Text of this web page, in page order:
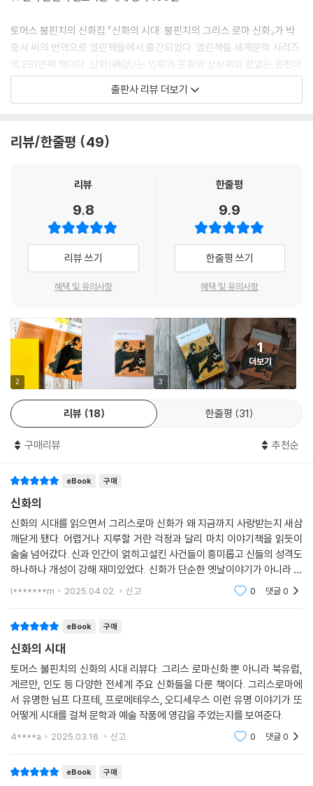
토머스 불핀치의 신화집 『신화의 시대: 불핀치의 그리스 로마 신화』가 박
중서 씨의 번역으로 열린책들에서 출간되었다. 열린책들 세계문학 시리즈
의 281번째 책이다. 신화(神話)는 인류의 문화와 상상력의 끝없는 원천이
자 토대가 되어 왔다. 특히 그리스 로마 신화는 서양 문화의 근간이 된 보고
(寶庫)로서, 서구의 사상, 문학, 미술, 음악, 건축 등 모든 문화 활동 속에
시들에 산재되어 있는 신화들을 쉽고 일목요연하게 집대성했다. 그렇게 완
그리스 로마 신화집의 표준으로 불리며 수많은 독자들의 사랑을 받아 왔
『신화의 시대』에는 그리스 로마 신화를 중심으로, 북유럽 신화, 게르만 신
화, 인도 신화 등 세계의 주요 신화들이 실려 있다. 아폴론 신의 구애를 피
해 도망치다 월계수로 변해 버린 님프 다프네, 인류에게 불을 가져다준 죄
로 영원히 간을 뜯어 먹히는 형벌에 처한 프로메테우스, 아테나 신과 천 짜
해 저승으로 내려간 시인 오르페우스, 트로이아 전쟁의 영웅 아킬레우스,
전쟁에서 돌아오며 기상천외한 모험을 겪은 오디세우스……. 이처럼 수많
은 문학과 예술 작품에 영감을 주어 온 다양한 이야기들이 수록되어 있으
며, 이를 위해 불핀치는 오비디우스의 『변신 이야기』, 호메로스의 『일리아
스』와 『오디세이아』, 베르길리우스의 『아이네이스』 등 주요 그리스 로마
고전들을 참조하며 이를 일목요연하게 집대성했다. 또 영화 등 다양한 작
품의 소재로 활용되는 오딘, 토르, 로키 같은 북유럽 신들의 이야기와 인도
신화들을 수록하여 독자들이 참조할 수 있게 했다.
불핀치 이전에도 신화집이 없었던 것은 아니지만, 〈신화 입문서〉로서 대성
공을 거둔 그의 『신화의 시대』는 그리스 로마 신화집의 새로운 지평을 열
었다고 해도 과언이 아니다. 학문적인 관심보다는 대중이 읽기 쉬운, 그리
고 그들에게 도움이 되는 책을 쓰는 일에 관심이 많았던 불핀치는, 이 책이
〈지식인을 위한 것도 아니고, 신학자를 위한 것도 아니고, 철학자를 위한
것도 아니며, 어디까지나 영어로 된 문학 작품을 읽는 모든 독자를 위한〉
것이라고 밝히고 있다. 그는 특히 신화의 지식이 문학 작품을 제대로 이해
아닌 일반 독자들도 한 권의 독서를 통해 무리 없이 문학 작품을 감상하고
논할 수 있는 교양의 토대를 얻을 수 있게 하고자 한 것이다.
신화에 대한 지식이 없다면, 우리의 언어[영어]로 이루어진 격조 높은 문
학 작품 가운데 상당수는 이해나 감상이 매우 어려울 것이다. 바이런이 로
마를 가리켜 〈여러 국가를 낳은 니오베〉라고 일컬은 것이라든지, 또는 베네
치아를 가리켜 〈이 도시는 대양에서 갓 나온 바다 키벨레 같아〉라고 일컬었
을 때, 우리의 주제에 친숙한 사람들의 머릿속에는 연필로 묘사한 것보다
게는 그런 광경이 나타나지 못할 것이다.(「서문」 중에서)
출판사 리뷰 더보기
리뷰/한줄평 49
리뷰
9.8
리뷰 쓰기
혜택 및 유의사항
한줄평
9.9
한줄평 쓰기
혜택 및 유의사항
2 3
1
더보기
리뷰 18 한줄평 31
구매리뷰 추천순
eBook 구매
신화의
신화의 시대를 읽으면서 그리스로마 신화가 왜 지금까지 사랑받는지 새삼
깨닫게 됐다. 어렵거나 지루할 거란 걱정과 달리 마치 이야기책을 읽듯이
술술 넘어갔다. 신과 인간이 얽히고설킨 사건들이 흥미롭고 신들의 성격도
하나하나 개성이 강해 재미있었다. 신화가 단순한 옛날이야기가 아니라 지
금의 문학과 문화에 얼마나 큰 영향을 미쳤는지도 느껴졌다.
l*******m 2025.04.02. 신고 0 댓글0
eBook 구매
신화의 시대
토머스 불핀치의 신화의 시대 리뷰다. 그리스 로마신화 뿐 아니라 북유럽,
게르만, 인도 등 다양한 전세계 주요 신화들을 다룬 책이다. 그리스로마에
서 유명한 님프 다프테, 프로메테우스, 오디세우스 이런 유명 이야기가 또
어떻게 시대를 걸쳐 문학과 예술 작품에 영감을 주었는지를 보여준다.
4****a 2025.03.16. 신고 0 댓글0
eBook 구매